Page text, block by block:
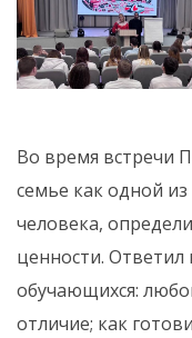
Во время встречи
семье как одной
человека,
ценности.
обучающихся:
отличие; как